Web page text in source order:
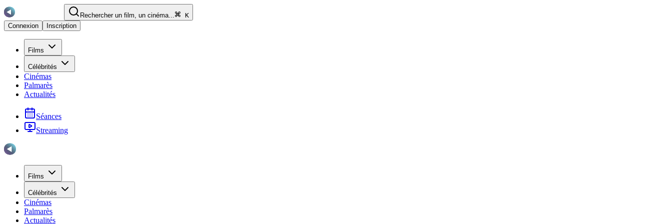
Rechercher un film, un cinéma...
K
Connexion
Inscription
Films
Célébrités
Cinémas
Palmarès
Actualités
Séances
Streaming
Films
Célébrités
Cinémas
Palmarès
Actualités